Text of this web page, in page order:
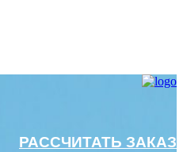
РАССЧИТАТЬ ЗАКАЗ